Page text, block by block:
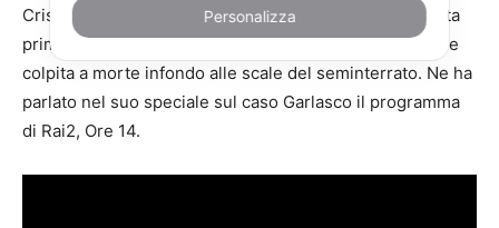
Cristina Cattaneo. Chiara Poggi sarebbe stata aggredita
prima vicino ai due divani del soggiorno, per poi essere
colpita a morte infondo alle scale del seminterrato. Ne ha
parlato nel suo speciale sul caso Garlasco il programma
di Rai2, Ore 14.
Personalizza